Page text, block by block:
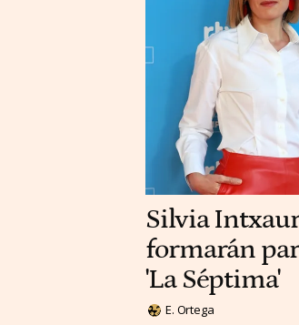
Silvia
formarán
'La Séptima'
E. Ortega